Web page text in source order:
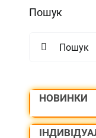
Пошук
НОВИНКИ